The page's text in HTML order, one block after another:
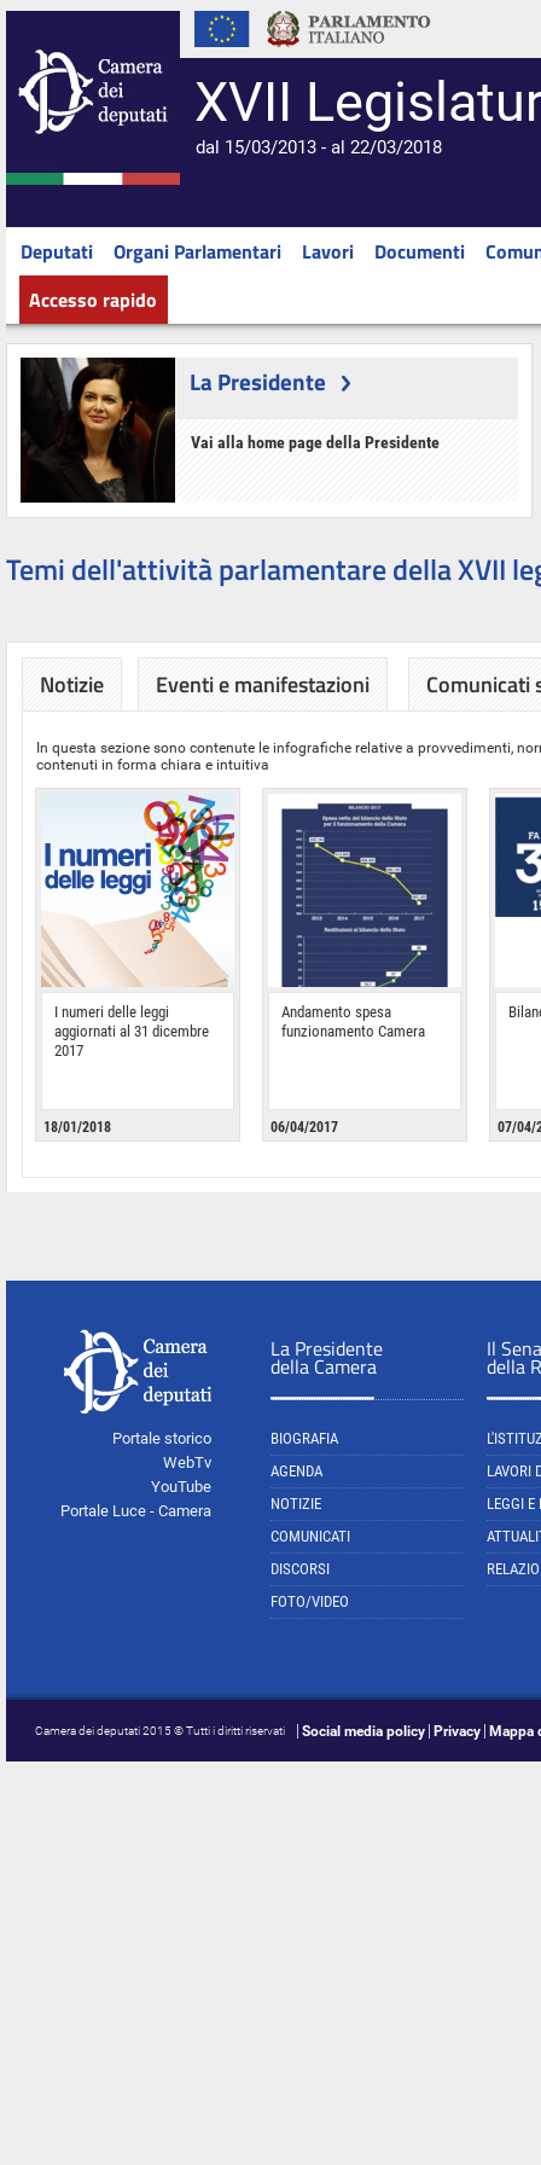
XVII
dal 15/03/2013 - al 22/03/2018
Deputati Organi Parlamentari Lavori Documenti
Accesso rapido
La Presidente
Vai alla home page della Presidente
Temi dell'attività parlamentare della XVII
Notizie Eventi e manifestazioni Comunicati
In questa sezione sono contenute le infografiche relative a provvedimenti,
contenuti in forma chiara e intuitiva
I numeri delle leggi
aggiornati al 31 dicembre
2017
18/01/2018
Andamento spesa
funzionamento Camera
06/04/2017 07/04/
Portale storico
WebTv
YouTube
Portale Luce - Camera
La Presidente
della Camera
BIOGRAFIA
AGENDA
NOTIZIE
COMUNICATI
DISCORSI
FOTO/VIDEO
Il
della
LAVORI
LEGGI E
Camera dei deputati 2015 © Tutti i diritti riservati Social media policy Privacy Mappa